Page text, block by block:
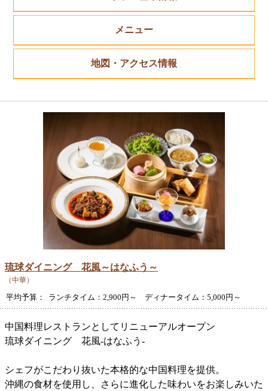
メニュー
地図・アクセス情報
琉球ダイニング 花風～はなふう～
（中華）
平均予算： ランチタイム：2,900円～ ディナータイム：5,000円～
中国料理レストランとしてリニューアルオープン
琉球ダイニング 花風-はなふう-
シェフがこだわり抜いた本格的な中国料理を提供。
沖縄の食材を使用し、さらに進化した味わいをお楽しみいた